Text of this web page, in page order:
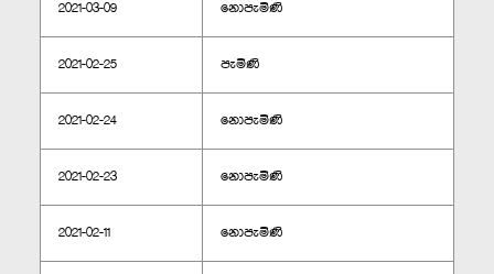
2021-03-09 නොපැමිණි
2021-02-25 පැමිණි
2021-02-24 නොපැමිණි
2021-02-23 නොපැමිණි
2021-02-11 නොපැමිණි